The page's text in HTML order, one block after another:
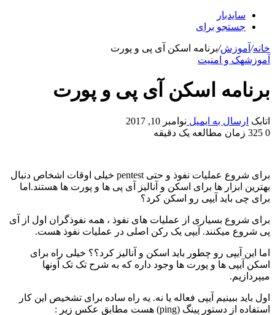
سایدبار
جستجو برای
خانه/ آموزش/برنامه اسکن آی پی و پورت
آموزشهک و امنیت
برنامه اسکن آی پی و پورت
اتابک ارسال به ایمیل نوامبر 10, 2017
0
زمان مطالعه یک دقیقه
برای شروع عملیات نفوذ و حتی pentest خیلی اوقات اشخاص دنبال
بهترین ابزار ها برای اسکن و آنالیز آی پی ها و پورت ها هستند.اما
برای چی باید آیپی رو اسکن کرد؟
برای شروع بسیاری از عملیات های نفوذ ، همه نفوذگران اول از آی
پی شروع میکنند. آیپی یک رکن اصلی در عملیات نفوذ هست.
اما این آیپی رو چطور باید اسکن و آنالیز کرد؟؟ خیلی راه برای
اسکن آیپی ها و پورت ها وجود داره که به شرح تک تک آونها
میپردازیم.
اول باید ببینیم آیپی فعاله یا نه. یه راه ساده برای تشخیص این کار
استفاده از دستور پینگ (ping) هست مطابق عکس زیر :